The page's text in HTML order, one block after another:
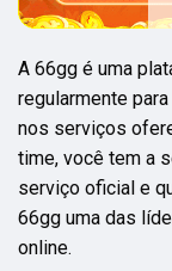
A 66gg é uma
regularmente
nos serviços
time, você tem a
serviço oficial e
66gg uma das
online.